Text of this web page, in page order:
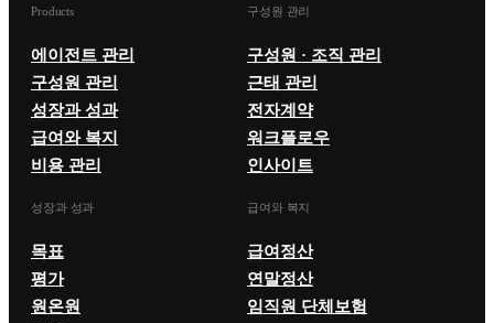
Products
에이전트 관리
구성원 관리
성장과 성과
급여와 복지
비용 관리
구성원 관리
구성원 · 조직 관리
근태 관리
전자계약
워크플로우
인사이트
성장과 성과
목표
평가
원온원
급여와 복지
급여정산
연말정산
임직원 단체보험